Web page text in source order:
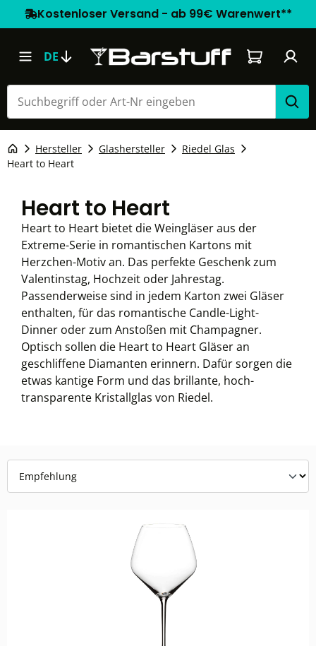
Kostenloser Versand - ab 99€ Warenwert**
DE Warenkorb
Hersteller Glashersteller
Riedel Glas
Heart to Heart
Heart to Heart
Heart to Heart bietet die Weingläser aus der
Extreme-Serie in romantischen Kartons mit
Herzchen-Motiv an. Das perfekte Geschenk zum
Valentinstag, Hochzeit oder Jahrestag.
Passenderweise sind in jedem Karton zwei Gläser
enthalten, für das romantische Candle-Light-
Dinner oder zum Anstoßen mit Champagner.
Optisch sollen die Heart to Heart Gläser an
geschliffene Diamanten erinnern. Dafür sorgen die
etwas kantige Form und das brillante, hoch-
transparente Kristallglas von Riedel.